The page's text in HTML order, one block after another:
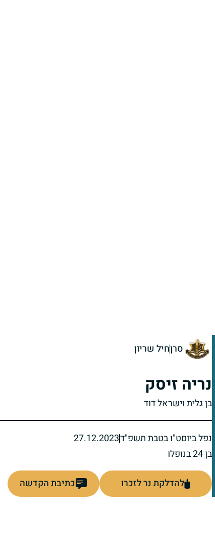
סרןחיל שריון
נריה זיסק
בן גלית וישראל דוד
נפל ביוםט"ו בטבת תשפ"ד27.12.2023
בן 24 בנופלו
להדלקת נר לזכרו כתיבת הקדשה